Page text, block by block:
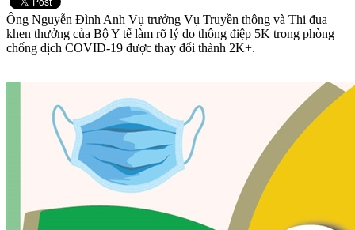
Ông Nguyễn Đình Anh Vụ trưởng Vụ Truyền thông và Thi đua
khen thưởng của Bộ Y tế làm rõ lý do thông điệp 5K trong phòng
chống dịch COVID-19 được thay đổi thành 2K+.